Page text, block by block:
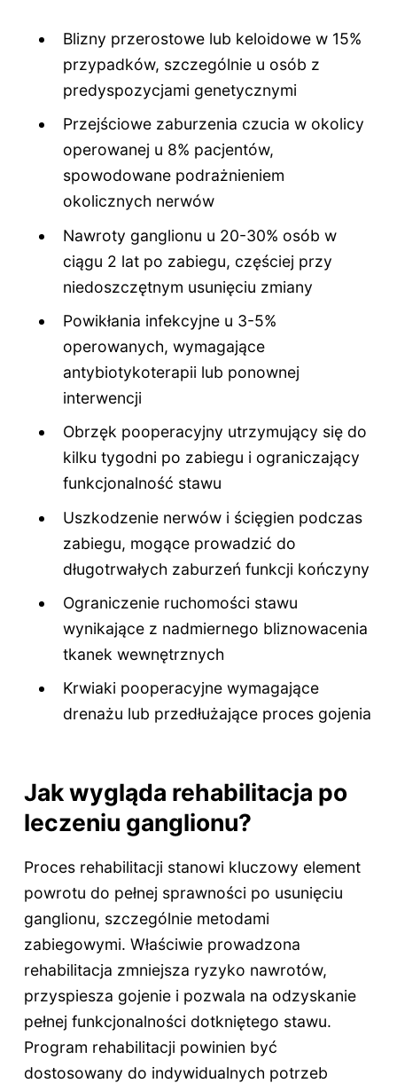
Blizny przerostowe lub keloidowe w 15%
przypadków, szczególnie u osób z
predyspozycjami genetycznymi
Przejściowe zaburzenia czucia w okolicy
operowanej u 8% pacjentów,
spowodowane podrażnieniem
okolicznych nerwów
Nawroty ganglionu u 20-30% osób w
ciągu 2 lat po zabiegu, częściej przy
niedoszczętnym usunięciu zmiany
Powikłania infekcyjne u 3-5%
operowanych, wymagające
antybiotykoterapii lub ponownej
interwencji
Obrzęk pooperacyjny utrzymujący się do
kilku tygodni po zabiegu i ograniczający
funkcjonalność stawu
Uszkodzenie nerwów i ścięgien podczas
zabiegu, mogące prowadzić do
długotrwałych zaburzeń funkcji kończyny
Ograniczenie ruchomości stawu
wynikające z nadmiernego bliznowacenia
tkanek wewnętrznych
Krwiaki pooperacyjne wymagające
drenażu lub przedłużające proces gojenia
Jak wygląda rehabilitacja po
leczeniu ganglionu?
Proces rehabilitacji stanowi kluczowy element
powrotu do pełnej sprawności po usunięciu
ganglionu, szczególnie metodami
zabiegowymi. Właściwie prowadzona
rehabilitacja zmniejsza ryzyko nawrotów,
przyspiesza gojenie i pozwala na odzyskanie
pełnej funkcjonalności dotkniętego stawu.
Program rehabilitacji powinien być
dostosowany do indywidualnych potrzeb